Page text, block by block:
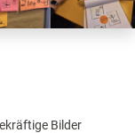
Bilder